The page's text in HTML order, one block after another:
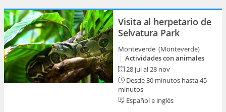
Visita al herpetario de
Selvatura Park
Monteverde (Monteverde)
Actividades con animales
28 jul al 28 nov
Desde 30 minutos hasta 45
minutos
Español e inglés